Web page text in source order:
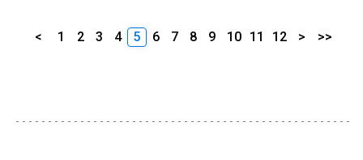
< 1 2 3 4 5 6 7 8 9 10 11 12 > >>